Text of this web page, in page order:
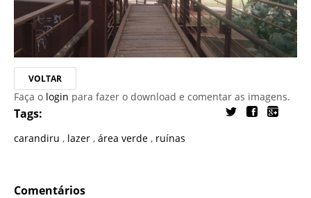
VOLTAR
Faça o login para fazer o download e comentar as imagens.
Tags:
carandiru , lazer , área verde , ruínas
Comentários